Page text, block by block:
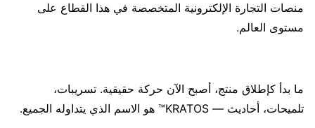
منصات التجارة الإلكترونية المتخصصة في هذا القطاع على
مستوى العالم.
ما بدأ كإطلاق منتج، أصبح الآن حركة حقيقية. تسريبات،
تلميحات، أحاديث — KRATOS™ هو الاسم الذي يتداوله الجميع.